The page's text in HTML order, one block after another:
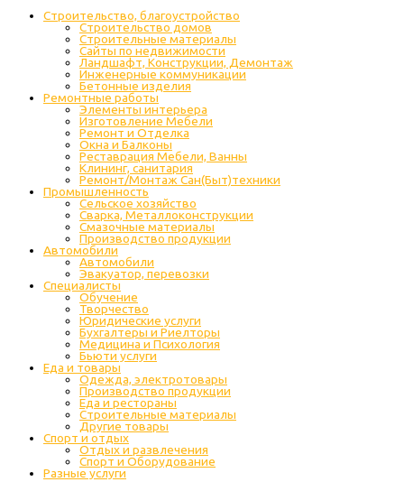
Строительство, благоустройство
Строительство домов
Строительные материалы
Сайты по недвижимости
Ландшафт, Конструкции, Демонтаж
Инженерные коммуникации
Бетонные изделия
Ремонтные работы
Элементы интерьера
Изготовление Мебели
Ремонт и Отделка
Окна и Балконы
Реставрация Мебели, Ванны
Клининг, санитария
Ремонт/Монтаж Сан(Быт)техники
Промышленность
Cельское хозяйство
Сварка, Металлоконструкции
Cмазочные материалы
Производство продукции
Автомобили
Автомобили
Эвакуатор, перевозки
Специалисты
Обучение
Творчество
Юридические услуги
Бухгалтеры и Риелторы
Медицина и Психология
Бьюти услуги
Еда и товары
Одежда, электротовары
Производство продукции
Еда и рестораны
Строительные материалы
Другие товары
Спорт и отдых
Отдых и развлечения
Спорт и Оборудование
Разные услуги